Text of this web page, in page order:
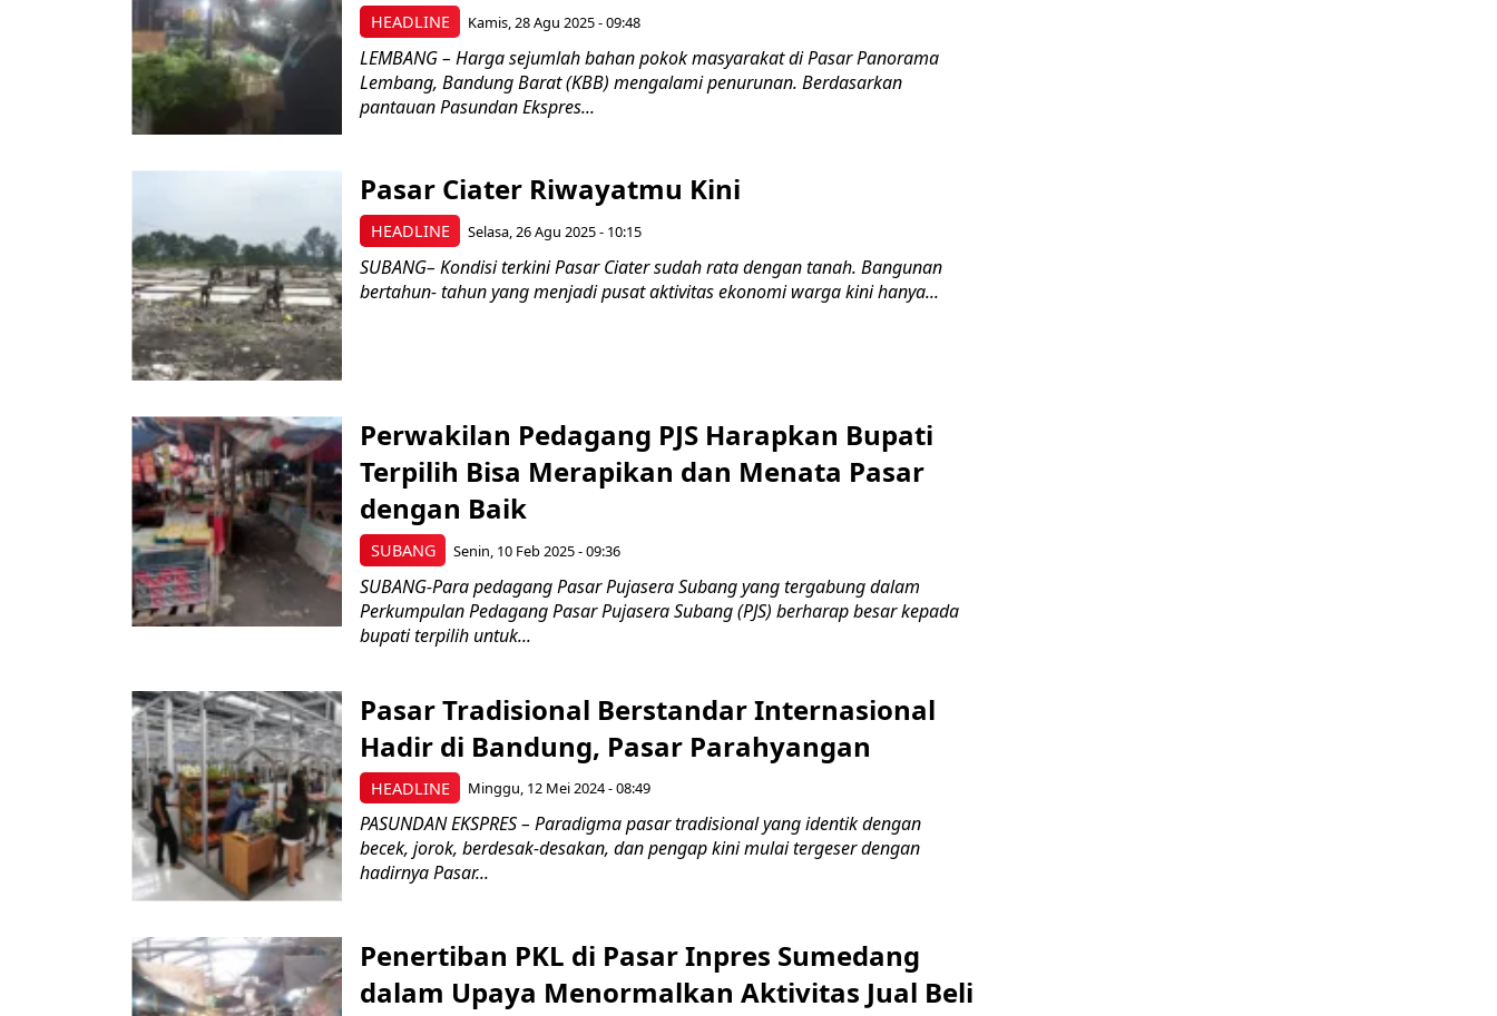
HEADLINE Kamis, 28 Agu 2025 - 09:48
LEMBANG – Harga sejumlah bahan pokok masyarakat di Pasar Panorama
Lembang, Bandung Barat (KBB) mengalami penurunan. Berdasarkan
pantauan Pasundan Ekspres...
HEADLINE
Pasar Ciater Riwayatmu Kini
Selasa, 26 Agu 2025 - 10:15
SUBANG– Kondisi terkini Pasar Ciater sudah rata dengan tanah. Bangunan
bertahun- tahun yang menjadi pusat aktivitas ekonomi warga kini hanya...
SUBANG
Perwakilan Pedagang PJS Harapkan Bupati
Terpilih Bisa Merapikan dan Menata Pasar
dengan Baik
Senin, 10 Feb 2025 - 09:36
SUBANG-Para pedagang Pasar Pujasera Subang yang tergabung dalam
Perkumpulan Pedagang Pasar Pujasera Subang (PJS) berharap besar kepada
bupati terpilih untuk...
HEADLINE
Pasar Tradisional Berstandar Internasional
Hadir di Bandung, Pasar Parahyangan
Minggu, 12 Mei 2024 - 08:49
PASUNDAN EKSPRES – Paradigma pasar tradisional yang identik dengan
becek, jorok, berdesak-desakan, dan pengap kini mulai tergeser dengan
hadirnya Pasar...
Penertiban PKL di Pasar Inpres Sumedang
dalam Upaya Menormalkan Aktivitas Jual Beli